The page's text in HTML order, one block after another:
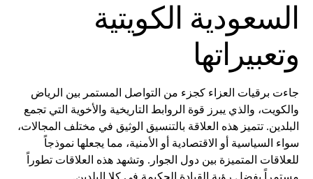
السعودية الكويتية
وتعبيراتها
جاءت برقيات العزاء كجزء من التواصل المستمر بين الرياض
والكويت، والذي يبرز قوة الروابط التاريخية والأخوية التي تجمع
البلدين. تتميز هذه العلاقة بالتنسيق الوثيق في مختلف المجالات،
سواء السياسية أو الاقتصادية أو الأمنية، مما يجعلها نموذجاً
للعلاقات المتميزة بين دول الجوار. وتشهد هذه العلاقات تطوراً
مستمراً بفضل رؤية القيادة الحكيمة في كلا البلدين.